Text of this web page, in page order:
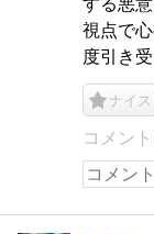
する悪
視点で
度引き
ナイス
コメン